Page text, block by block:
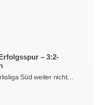
– 3:2-
Süd weiter nicht…